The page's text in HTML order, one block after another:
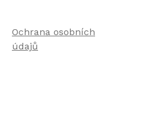
Ochrana osobních
údajů